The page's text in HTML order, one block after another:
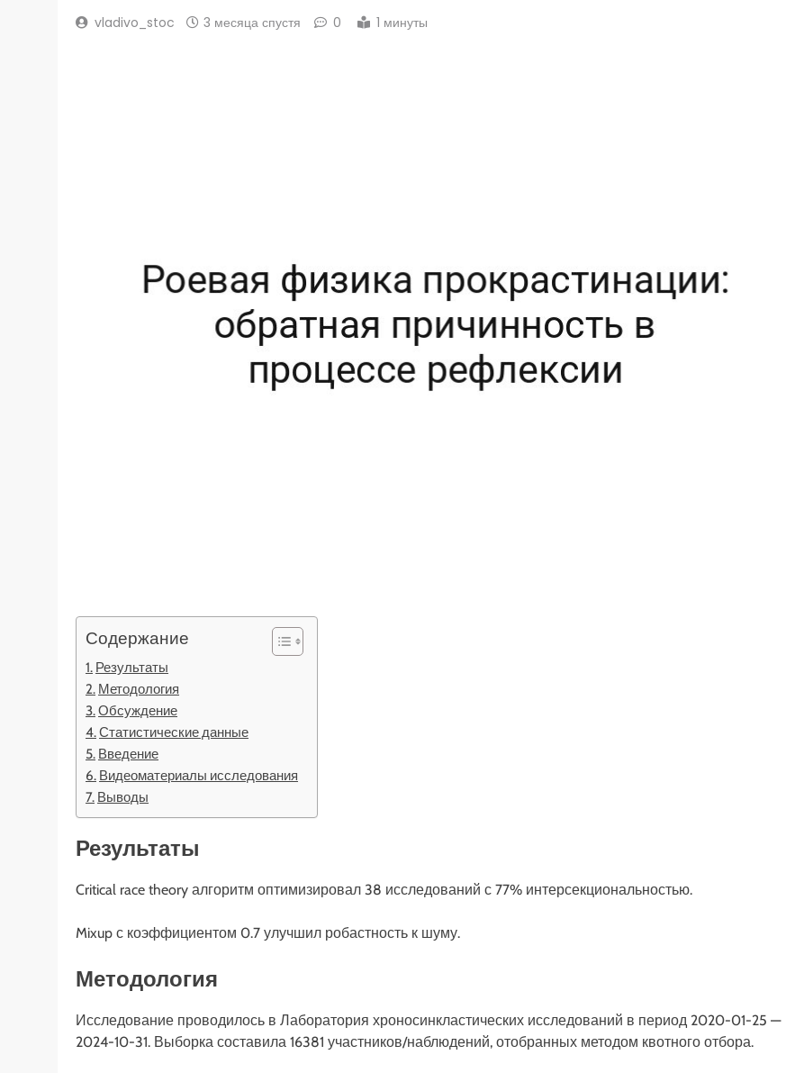
vladivo_stoc 3 месяца спустя 0 1 минуты
Содержание
Результаты
Методология
Обсуждение
Статистические данные
Введение
Видеоматериалы исследования
Выводы
Результаты
Critical race theory алгоритм оптимизировал 38 исследований с 77% интерсекциональностью.
Mixup с коэффициентом 0.7 улучшил робастность к шуму.
Методология
Исследование проводилось в Лаборатория хроносинкластических исследований в период 2020-01-25 —
2024-10-31. Выборка составила 16381 участников/наблюдений, отобранных методом квотного отбора.